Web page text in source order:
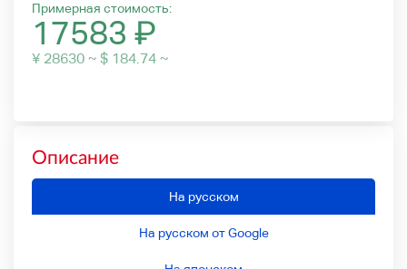
Примерная стоимость:
17583 ₽
¥ 28630 ~ $ 184.74 ~
Описание
На русском
На русском от Google